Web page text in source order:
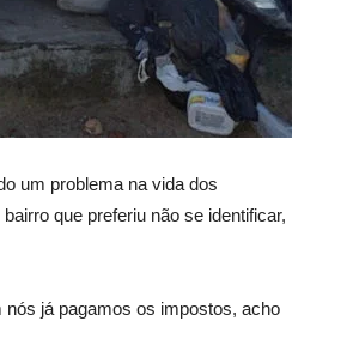
um problema na vida dos
que preferiu não se identificar,
já pagamos os impostos, acho